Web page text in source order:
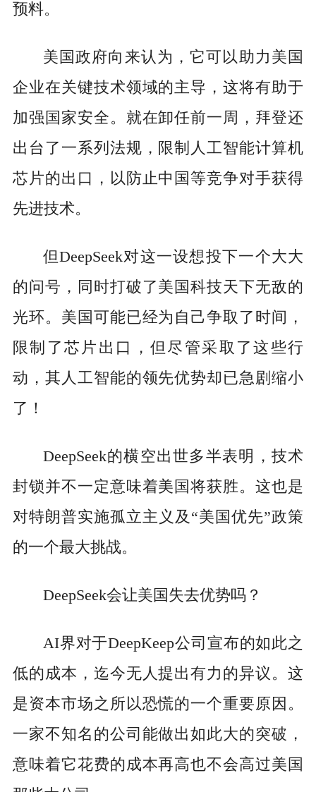
预料。
美国政府向来认为，它可以助力美国
企业在关键技术领域的主导，这将有助于
加强国家安全。就在卸任前一周，拜登还
出台了一系列法规，限制人工智能计算机
芯片的出口，以防止中国等竞争对手获得
先进技术。
但DeepSeek对这一设想投下一个大大
的问号，同时打破了美国科技天下无敌的
光环。美国可能已经为自己争取了时间，
限制了芯片出口，但尽管采取了这些行
动，其人工智能的领先优势却已急剧缩小
了！
DeepSeek的横空出世多半表明，技术
封锁并不一定意味着美国将获胜。这也是
对特朗普实施孤立主义及“美国优先”政策
的一个最大挑战。
DeepSeek会让美国失去优势吗？
AI界对于DeepKeep公司宣布的如此之
低的成本，迄今无人提出有力的异议。这
是资本市场之所以恐慌的一个重要原因。
一家不知名的公司能做出如此大的突破，
意味着它花费的成本再高也不会高过美国